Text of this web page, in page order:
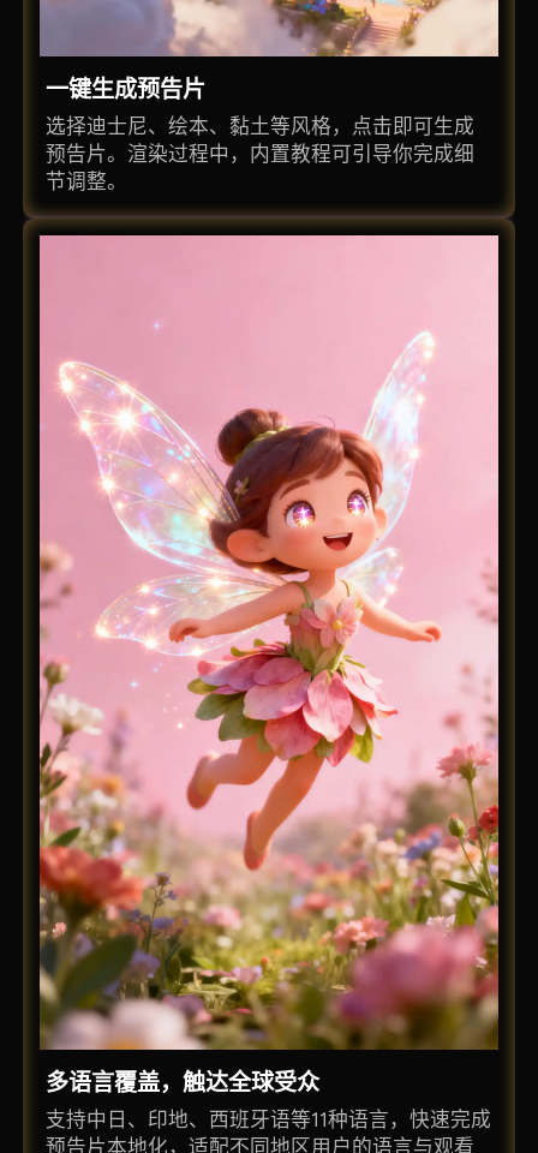
一键生成预告片
选择迪士尼、绘本、黏土等风格，点击即可生成
预告片。渲染过程中，内置教程可引导你完成细
节调整。
多语言覆盖，触达全球受众
支持中日、印地、西班牙语等11种语言，快速完成
预告片本地化，适配不同地区用户的语言与观看